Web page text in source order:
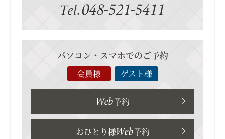
Tel.048-521-5411
パソコン・スマホでのご予約
会員様 ゲスト様
Web予約
おひとり様Web予約